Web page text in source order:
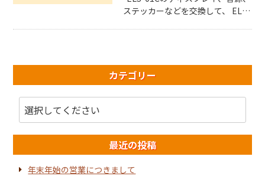
ステッカーなどを交換して、 ELS-
カテゴリー
最近の投稿
年末年始の営業につきまして